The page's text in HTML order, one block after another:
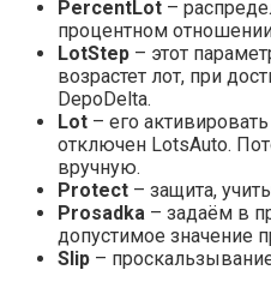
PercentLot –
процентном
LotStep – этот
возрастет лот, при
DepoDelta.
Lot – его
отключен LotsAuto.
вручную.
Protect – защита,
Prosadka – задаём в
допустимое значение
Slip –